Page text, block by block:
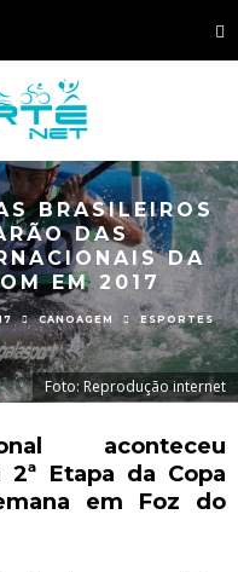
BRASILEIROS
DAS
DA
EM 2017
CANOAGEM
ESPORTES
Foto: Reprodução internet
aconteceu
Etapa da Copa
em Foz do